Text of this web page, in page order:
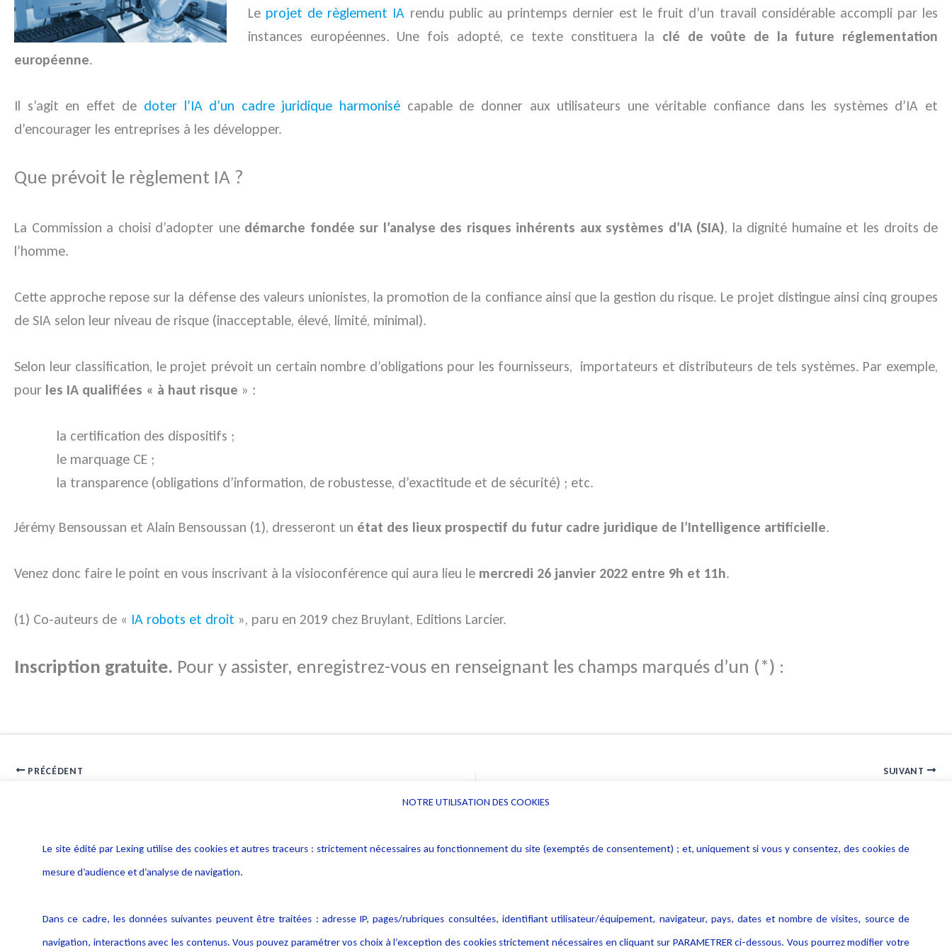
Le projet de règlement IA rendu public au printemps dernier est le fruit d’un travail considérable accompli par les
instances européennes. Une fois adopté, ce texte constituera la clé de voûte de la future réglementation
européenne.
Il s’agit en effet de doter l’IA d’un cadre juridique harmonisé capable de donner aux utilisateurs une véritable confiance dans les systèmes d’IA et
d’encourager les entreprises à les développer.
Que prévoit le règlement IA ?
La Commission a choisi d’adopter une démarche fondée sur l’analyse des risques inhérents aux systèmes d’IA (SIA), la dignité humaine et les droits de
l’homme.
Cette approche repose sur la défense des valeurs unionistes, la promotion de la confiance ainsi que la gestion du risque. Le projet distingue ainsi cinq groupes
de SIA selon leur niveau de risque (inacceptable, élevé, limité, minimal).
Selon leur classification, le projet prévoit un certain nombre d’obligations pour les fournisseurs, importateurs et distributeurs de tels systèmes. Par exemple,
pour les IA qualifiées « à haut risque » :
la certification des dispositifs ;
le marquage CE ;
la transparence (obligations d’information, de robustesse, d’exactitude et de sécurité) ; etc.
Jérémy Bensoussan et Alain Bensoussan (1), dresseront un état des lieux prospectif du futur cadre juridique de l’Intelligence artificielle.
Venez donc faire le point en vous inscrivant à la visioconférence qui aura lieu le mercredi 26 janvier 2022 entre 9h et 11h.
(1) Co-auteurs de « IA robots et droit », paru en 2019 chez Bruylant, Editions Larcier.
Inscription gratuite. Pour y assister, enregistrez-vous en renseignant les champs marqués d’un (*) :
PRÉCÉDENT SUIVANT
Politique de protection des
données
NOTRE UTILISATION DES COOKIES
Le site édité par Lexing utilise des cookies et autres traceurs : strictement nécessaires au fonctionnement du site (exemptés de consentement) ; et, uniquement si vous y consentez, des cookies de
mesure d’audience et d’analyse de navigation.
Dans ce cadre, les données suivantes peuvent être traitées : adresse IP, pages/rubriques consultées, identifiant utilisateur/équipement, navigateur, pays, dates et nombre de visites, source de
navigation, interactions avec les contenus. Vous pouvez paramétrer vos choix à l’exception des cookies strictement nécessaires en cliquant sur PARAMETRER ci-dessous. Vous pourrez modifier votre